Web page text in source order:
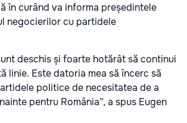
în curând va informa președintele
negocierilor cu partidele
deschis și foarte hotărât să continui
linie. Este datoria mea să încerc să
politice de necesitatea de a
pentru România”, a spus Eugen